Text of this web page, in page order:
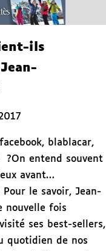
ils
blablacar,
?On entend souvent
avant…
le savoir, Jean-
nouvelle fois
ses best-sellers,
quotidien de nos